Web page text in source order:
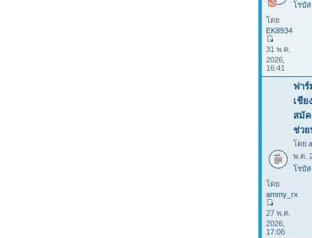
โรบั
โดย
EK8934
31 พ.ค.
2026,
16:41
ฟา
เชีย
สมัค
ช่วย
โดย
พ.ค.
โรบั
โดย
ammy_rx
27 พ.ค.
2026,
17:06